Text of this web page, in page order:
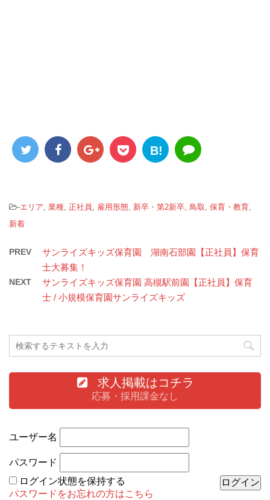
B!
-エリア 業種 正社員 雇用形態 新卒・第2新卒 鳥取 保育・教育
新着
PREV
サンライズキッズ保育園 湖南石部園【正社員】保育
士大募集！
NEXT
サンライズキッズ保育園 高槻駅前園【正社員】保育
士 / 小規模保育園サンライズキッズ
求人掲載はコチラ
応募・採用課金なし
ユーザー名
パスワード
ログイン状態を保持する
パスワードをお忘れの方はこちら